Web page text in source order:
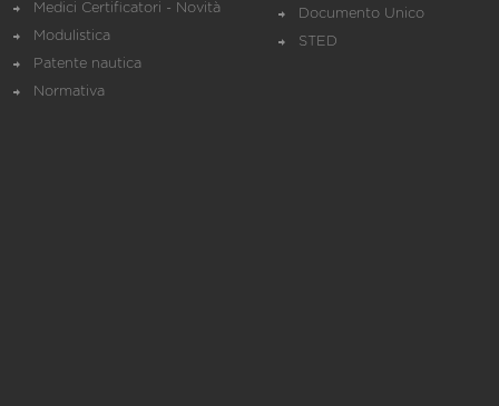
Medici Certificatori - Novità
Modulistica
Patente nautica
Normativa
Documento Unico
STED